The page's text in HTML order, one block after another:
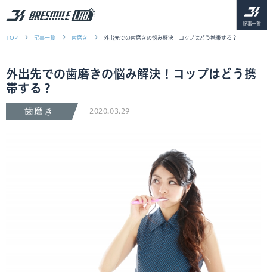
記事一覧
TOP 記事一覧 歯磨き 外出先での歯磨きの悩み解決！コップはどう携帯する？
外出先での歯磨きの悩み解決！コップはどう携
帯する？
歯磨き 2020.03.29